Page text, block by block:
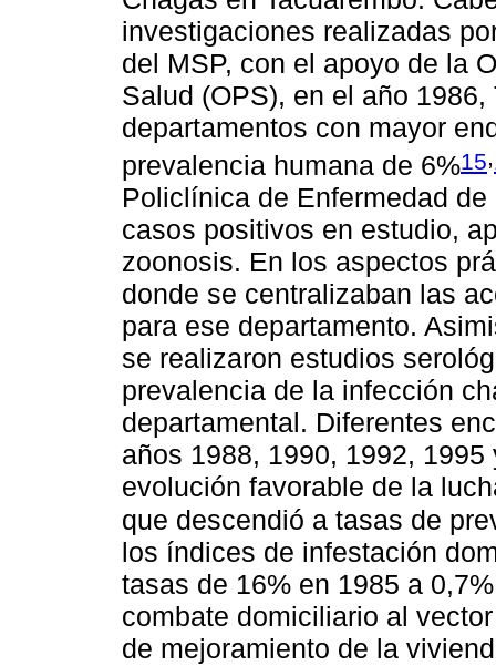
investigaciones realizadas
del MSP, con el apoyo de la
Salud (OPS), en el año
departamentos con mayor
prevalencia humana de 6%15,
Policlínica de Enfermedad
casos positivos en estudio,
zoonosis. En los aspectos
donde se centralizaban las
para ese departamento.
se realizaron estudios
prevalencia de la infección
departamental. Diferentes
años 1988, 1990, 1992,
evolución favorable de la
que descendió a tasas de
los índices de infestación
tasas de 16% en 1985 a
combate domiciliario al
de mejoramiento de la